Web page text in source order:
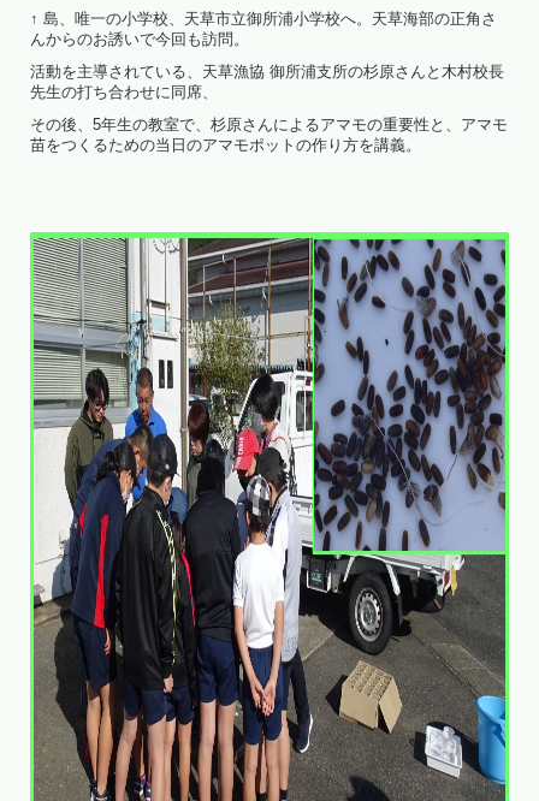
↑ 島、唯一の小学校、天草市立御所浦小学校へ。天草海部の正角さ
んからのお誘いで今回も訪問。
活動を主導されている、天草漁協 御所浦支所の杉原さんと木村校長
先生の打ち合わせに同席、
その後、5年生の教室で、杉原さんによるアマモの重要性と、アマモ
苗をつくるための当日のアマモポットの作り方を講義。